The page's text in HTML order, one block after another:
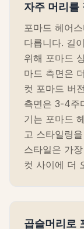
자주 머리를
포마드 헤어
다릅니다. 길
위해 포마드
마드 측면은
컷 포마드 버
측면은 3-4주
기는 포마드
고 스타일링
스타일은 가
컷 사이에 더
곱슬머리로